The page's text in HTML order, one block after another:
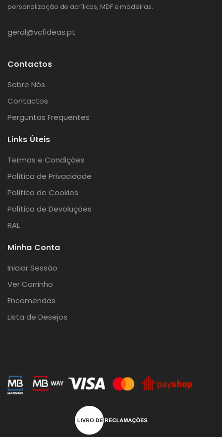
personalização de acrílicos, MDF e madeiras.
geral@vcfideas.pt
Contactos
Sobre Nós
Contactos
Perguntas Frequentes
Links Úteis
Termos e Condições
Política de Privacidade
Política de Cookies
Política de Devoluções
RAL
Minha Conta
Iniciar Sessão
Ver Carrinho
Encomendas
Lista de Desejos